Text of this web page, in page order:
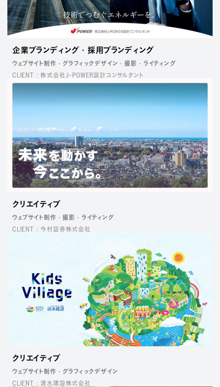
企業ブランディング 採用ブランディング
ウェブサイト制作 グラフィックデザイン 撮影
ライティング
CLIENT : 株式会社J-POWER設計コンサルタント
クリエイティブ
ウェブサイト制作 撮影
ライティング
CLIENT : 今村証券株式会社
クリエイティブ
ウェブサイト制作
グラフィックデザイン
CLIENT : 清水建設株式会社